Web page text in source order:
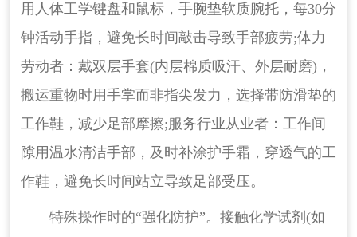
用人体工学键盘和鼠标，手腕垫软质腕托，每30分
钟活动手指，避免长时间敲击导致手部疲劳;体力
劳动者：戴双层手套(内层棉质吸汗、外层耐磨)，
搬运重物时用手掌而非指尖发力，选择带防滑垫的
工作鞋，减少足部摩擦;服务行业从业者：工作间
隙用温水清洁手部，及时补涂护手霜，穿透气的工
作鞋，避免长时间站立导致足部受压。
特殊操作时的“强化防护”。接触化学试剂(如